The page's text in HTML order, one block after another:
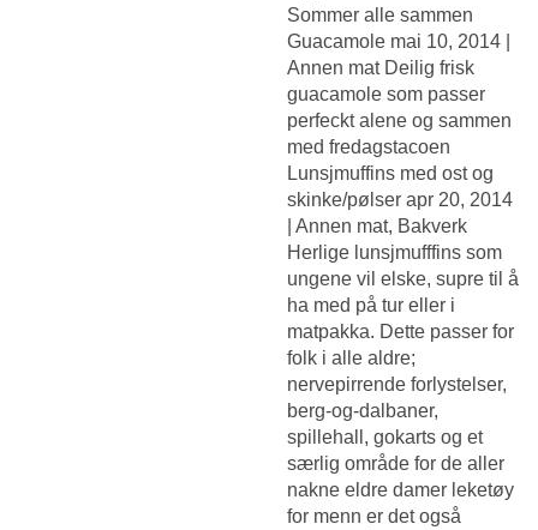
Sommer alle sammen
Guacamole mai 10, 2014 |
Annen mat Deilig frisk
guacamole som passer
perfeckt alene og sammen
med fredagstacoen
Lunsjmuffins med ost og
skinke/pølser apr 20, 2014
| Annen mat, Bakverk
Herlige lunsjmufffins som
ungene vil elske, supre til å
ha med på tur eller i
matpakka. Dette passer for
folk i alle aldre;
nervepirrende forlystelser,
berg-og-dalbaner,
spillehall, gokarts og et
særlig område for de aller
nakne eldre damer leketøy
for menn er det også